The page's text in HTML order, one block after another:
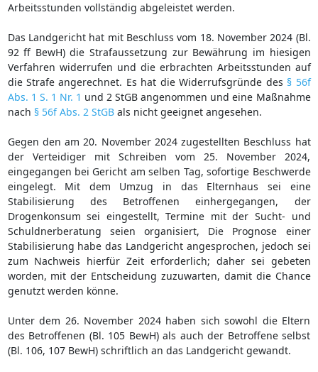
Arbeitsstunden vollständig abgeleistet werden.
Das Landgericht hat mit Beschluss vom 18. November 2024 (Bl.
92 ff BewH) die Strafaussetzung zur Bewährung im hiesigen
Verfahren widerrufen und die erbrachten Arbeitsstunden auf
die Strafe angerechnet. Es hat die Widerrufsgründe des § 56f
Abs. 1 S. 1 Nr. 1 und 2 StGB angenommen und eine Maßnahme
nach § 56f Abs. 2 StGBals nicht geeignet angesehen.
Gegen den am 20. November 2024 zugestellten Beschluss hat
der Verteidiger mit Schreiben vom 25. November 2024,
eingegangen bei Gericht am selben Tag, sofortige Beschwerde
eingelegt. Mit dem Umzug in das Elternhaus sei eine
Stabilisierung des Betroffenen einhergegangen, der
Drogenkonsum sei eingestellt, Termine mit der Sucht- und
Schuldnerberatung seien organisiert, Die Prognose einer
Stabilisierung habe das Landgericht angesprochen, jedoch sei
zum Nachweis hierfür Zeit erforderlich; daher sei gebeten
worden, mit der Entscheidung zuzuwarten, damit die Chance
genutzt werden könne.
Unter dem 26. November 2024 haben sich sowohl die Eltern
des Betroffenen (Bl. 105 BewH) als auch der Betroffene selbst
(Bl. 106, 107 BewH) schriftlich an das Landgericht gewandt.